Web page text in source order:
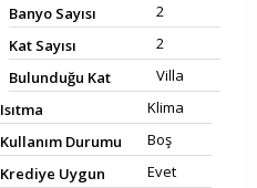
Banyo Sayısı
2
Kat Sayısı
2
Bulunduğu Kat
Villa
Isıtma
Klima
Kullanım Durumu
Boş
Krediye Uygun
Evet